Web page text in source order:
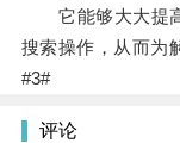
它能够大大提高
搜索操作，从而为
#3#
评论